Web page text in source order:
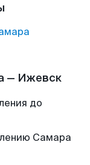
— Ижевск
до
Самара